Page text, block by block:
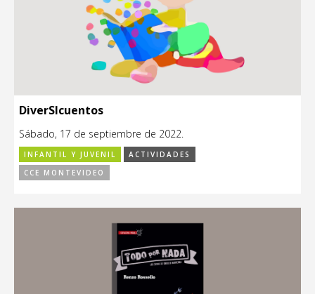
DiverSIcuentos
Sábado, 17 de septiembre de 2022.
INFANTIL Y JUVENIL
ACTIVIDADES
CCE MONTEVIDEO